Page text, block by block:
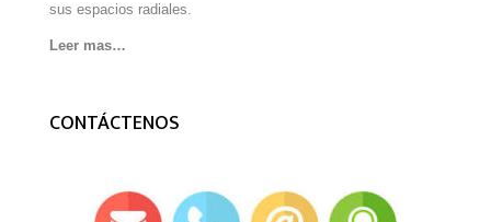
sus espacios radiales.
Leer mas…
CONTÁCTENOS